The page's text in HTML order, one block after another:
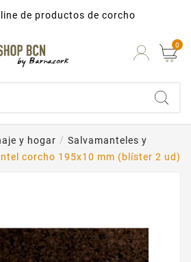
de productos de corcho
0
y hogar
Salvamanteles y
corcho 195x10 mm (blíster 2 ud)